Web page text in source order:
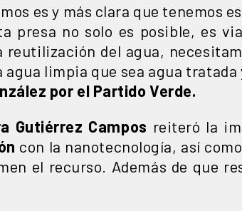
es y más clara que tenemos
presa no solo es posible, es
reutilización del agua,
agua limpia que sea agua tratada
por el Partido Verde.
Gutiérrez Campos reiteró la
con la nanotecnología, así
el recurso. Además de que